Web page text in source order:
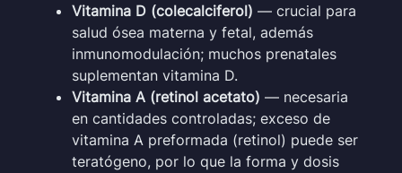
Vitamina D (colecalciferol) — crucial para
salud ósea materna y fetal, además
inmunomodulación; muchos prenatales
suplementan vitamina D.
Vitamina A (retinol acetato) — necesaria
en cantidades controladas; exceso de
vitamina A preformada (retinol) puede ser
teratógeno, por lo que la forma y dosis